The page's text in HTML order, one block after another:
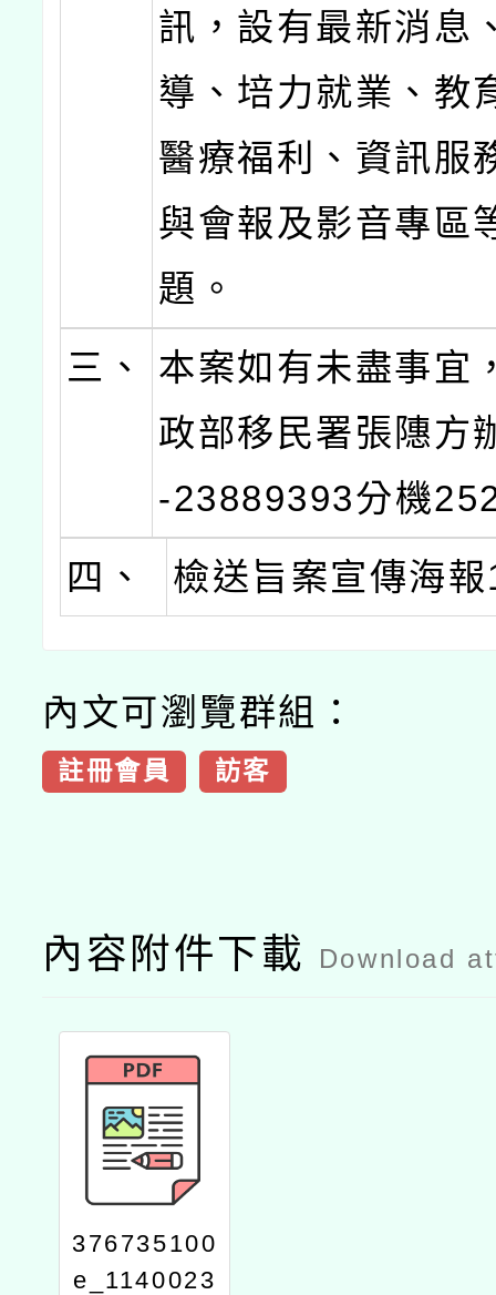
訊，設有最新消息
導、培力就業、教
醫療福利、資訊服
與會報及影音專區
題。
三、
本案如有未盡事宜
政部移民署張䧥方
-23889393分機
四、
檢送旨案宣傳海
內文可瀏覽群組：
註冊會員 訪客
內容附件下載 Download
376735100
e_1140023